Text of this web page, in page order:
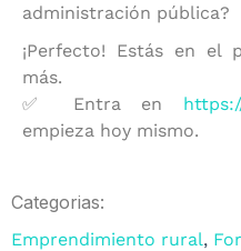
administración pública?
¡Perfecto! Estás en el
más.
✅ Entra en
empieza hoy mismo.
Categorias:
Emprendimiento rural,